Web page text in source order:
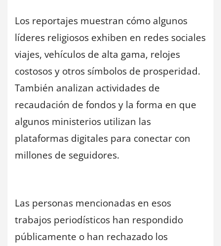
Los reportajes muestran cómo algunos
líderes religiosos exhiben en redes sociales
viajes, vehículos de alta gama, relojes
costosos y otros símbolos de prosperidad.
También analizan actividades de
recaudación de fondos y la forma en que
algunos ministerios utilizan las
plataformas digitales para conectar con
millones de seguidores.
Las personas mencionadas en esos
trabajos periodísticos han respondido
públicamente o han rechazado los